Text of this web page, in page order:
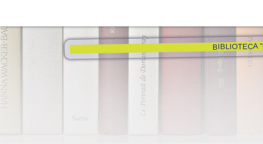
BIBLIOTECA